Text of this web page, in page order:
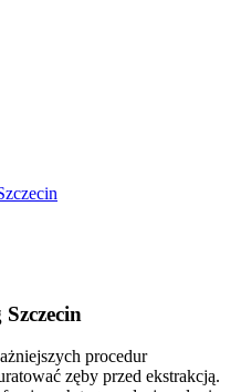
procedur
zęby przed ekstrakcją.